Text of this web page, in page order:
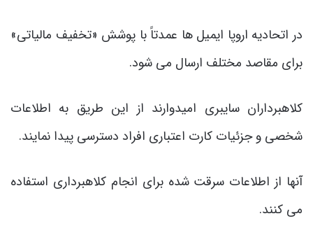
در اتحادیه اروپا ایمیل ها عمدتاً با پوشش «تخفیف مالیاتی»
برای مقاصد مختلف ارسال می شود.
کلاهبرداران سایبری امیدوارند از این طریق به اطلاعات
شخصی و جزئیات کارت اعتباری افراد دسترسی پیدا نمایند.
آنها از اطلاعات سرقت شده برای انجام کلاهبرداری استفاده
می کنند.